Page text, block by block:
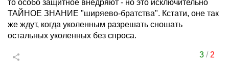
то особо защитное внедряют - но это исключительно
ТАЙНОЕ ЗНАНИЕ "ширяево-братства". Кстати, оне так
же ждут, когда уколенным разрешать сношать
остальных уколенных без спроса.
3/ 2